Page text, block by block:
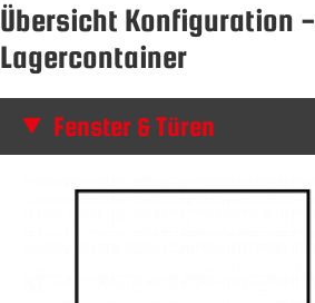
Übersicht Konfiguration -
Lagercontainer
Fenster & Türen